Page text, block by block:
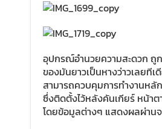
อุปกรณ์อำนวยความสะดวก ถู
ของมันยาวเป็นหางว่าวเลยที
สามารถควบคุมการทำงานหลั
ซึ่งติดตั้งไว้หลังคันเกียร์ หน้า
โดยข้อมูลต่างๆ แสดงผลผ่าน